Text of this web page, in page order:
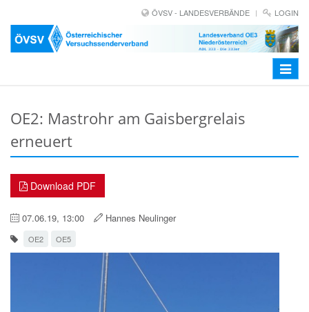
ÖVSV - LANDESVERBÄNDE LOGIN
Toggle
OE2: Mastrohr am Gaisbergrelais
erneuert
Download PDF
07.06.19, 13:00 Hannes Neulinger
OE2 OE5